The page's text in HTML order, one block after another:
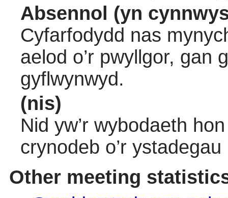
Absennol (yn
Cyfarfodydd nas
aelod o’r pwyllgor, gan
gyflwynwyd.
(nis)
Nid yw’r wybodaeth
crynodeb o’r
Other meeting